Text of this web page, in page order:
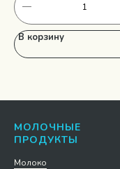
В корзину
МОЛОЧНЫЕ
ПРОДУКТЫ
Молоко